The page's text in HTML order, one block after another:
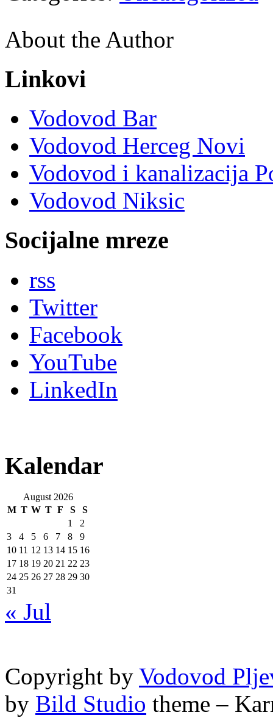
About the Author
Linkovi
Vodovod Bar
Vodovod Herceg Novi
Vodovod i kanalizacija
Vodovod Niksic
Socijalne mreze
rss
Twitter
Facebook
YouTube
LinkedIn
Kalendar
August 2026
M T W T F S
S
1
2
3
4 5 6 7 8
9
10 11 12 13 14 15 16
17 18 19 20 21 22 23
24 25 26 27 28 29 30
31
« Jul
Copyright by Vodovod
by Bild Studio theme –